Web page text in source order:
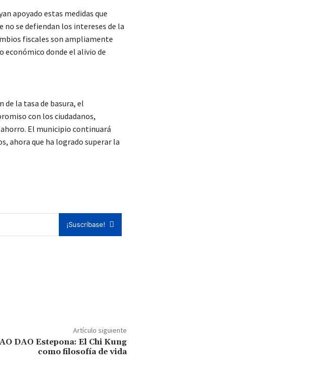
apoyado estas medidas que
se defiendan los intereses de la
fiscales son ampliamente
económico donde el alivio de
de la tasa de basura, el
con los ciudadanos,
El municipio continuará
ahora que ha logrado superar la
¡Suscríbase!
Artículo siguiente
DAO Estepona: El Chi Kung
como filosofía de vida